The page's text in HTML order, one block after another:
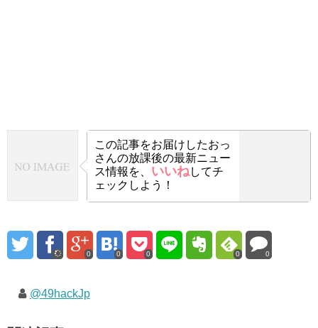
この記事をお届けしたおっ
さんの放課後の最新ニュー
ス情報を、 いいねしてチ
ェックしよう！
0 0 0 0 0
@49hackJp